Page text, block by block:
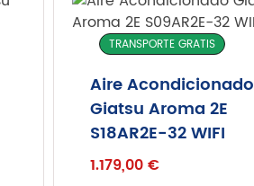
TRANSPORTE GRATIS
Aire Acondicionado
Giatsu Aroma 2E
S18AR2E-32 WIFI
1.179,00€